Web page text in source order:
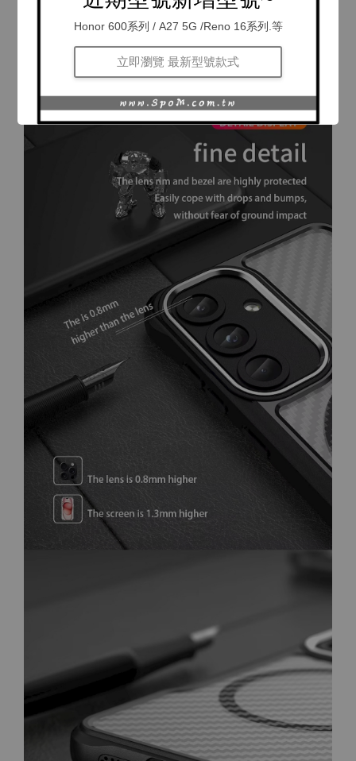
Honor 600系列 / A27 5G /Reno 16系列.等
立即瀏覽 最新型號款式